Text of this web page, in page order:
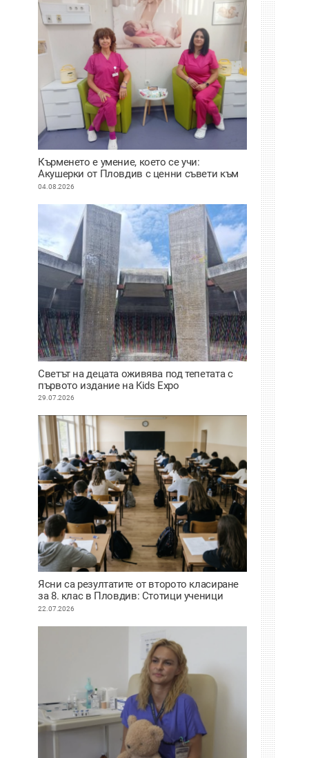
Кърменето е умение, което се учи:
Акушерки от Пловдив с ценни съвети към
младите майки
04.08.2026
Светът на децата оживява под тепетата с
първото издание на Kids Expo
29.07.2026
Ясни са резултатите от второто класиране
за 8. клас в Пловдив: Стотици ученици
сбъднаха мечтата си за по-предно желание
22.07.2026